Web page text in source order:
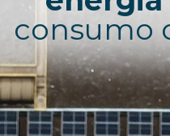
consumo